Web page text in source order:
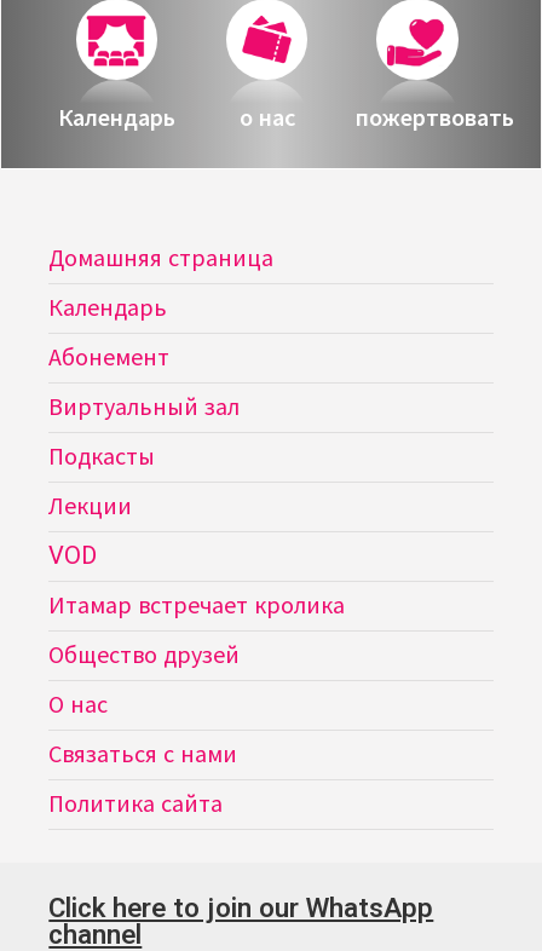
Календарь о нас пожертвовать
Домашняя страница
Календарь
Абонемент
Виртуальный зал
Подкасты
Лекции
VOD
Итамар встречает кролика
Общество друзей
О нас
Связаться с нами
Политика сайта
Click here to join our WhatsApp
channel